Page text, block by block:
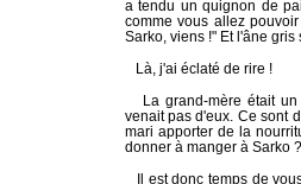
a tendu un quignon de
comme vous allez
Sarko, viens !" Et l'âne gris
Là, j'ai éclaté de rire !
La grand-mère était un
venait pas d'eux. Ce sont
mari apporter de la
donner à manger à Sarko
Il est donc temps de